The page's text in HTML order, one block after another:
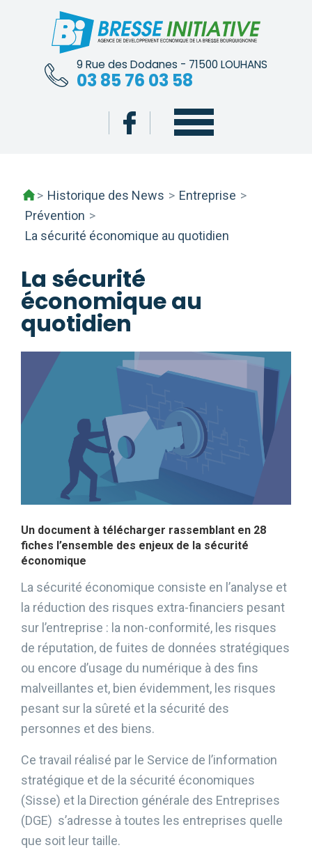
9 Rue des Dodanes - 71500 LOUHANS
03 85 76 03 58
> Historique des News > Entreprise >
Prévention >
La sécurité économique au quotidien
La sécurité
économique au
quotidien
Un document à télécharger rassemblant en 28
fiches l’ensemble des enjeux de la sécurité
économique
La sécurité économique consiste en l’analyse et
la réduction des risques extra-financiers pesant
sur l’entreprise : la non-conformité, les risques
de réputation, de fuites de données stratégiques
ou encore d’usage du numérique à des fins
malveillantes et, bien évidemment, les risques
pesant sur la sûreté et la sécurité des
personnes et des biens.
Ce travail réalisé par le Service de l’information
stratégique et de la sécurité économiques
(Sisse) et la Direction générale des Entreprises
(DGE) s’adresse à toutes les entreprises quelle
que soit leur taille.